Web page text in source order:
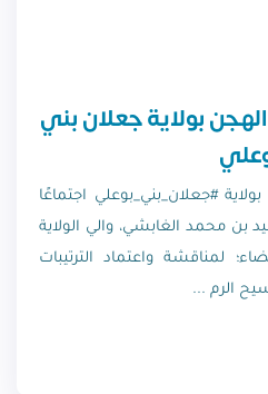
بولاية جعلان بني
#جعلان_بني_بوعلي اجتماعًا
محمد الغابشي، والي الولاية
لمناقشة واعتماد الترتيبات
الرم ...